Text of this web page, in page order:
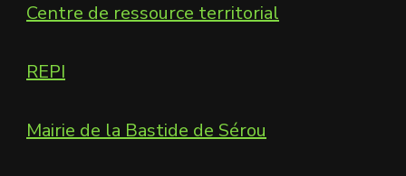
Centre de ressource territorial
REPI
Mairie de la Bastide de Sérou